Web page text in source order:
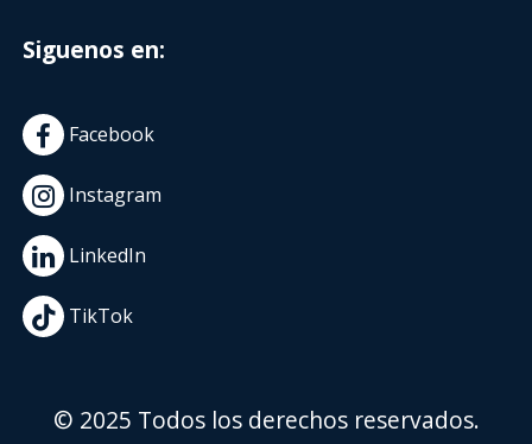
Siguenos en:
Facebook
Instagram
LinkedIn
TikTok
© 2025 Todos los derechos reservados.